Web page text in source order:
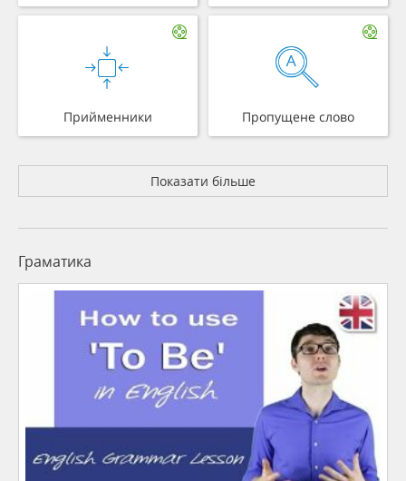
Прийменники Пропущене слово
Показати більше
Граматика